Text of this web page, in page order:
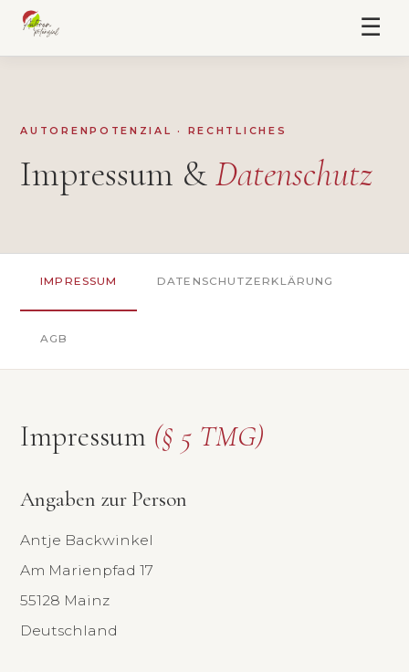
☰
AUTORENPOTENZIAL · RECHTLICHES
Impressum &Datenschutz
IMPRESSUM DATENSCHUTZERKLÄRUNG
AGB
Impressum (§ 5 TMG)
Angaben zur Person
Antje Backwinkel
Am Marienpfad 17
55128 Mainz
Deutschland